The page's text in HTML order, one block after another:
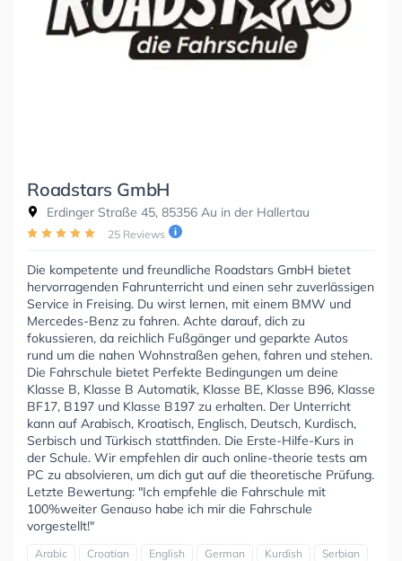
Roadstars GmbH
Erdinger Straße 45, 85356 Au in der Hallertau
25 Reviews
Die kompetente und freundliche Roadstars GmbH bietet
hervorragenden Fahrunterricht und einen sehr zuverlässigen
Service in Freising. Du wirst lernen, mit einem BMW und
Mercedes-Benz zu fahren. Achte darauf, dich zu
fokussieren, da reichlich Fußgänger und geparkte Autos
rund um die nahen Wohnstraßen gehen, fahren und stehen.
Die Fahrschule bietet Perfekte Bedingungen um deine
Klasse B, Klasse B Automatik, Klasse BE, Klasse B96, Klasse
BF17, B197 und Klasse B197 zu erhalten. Der Unterricht
kann auf Arabisch, Kroatisch, Englisch, Deutsch, Kurdisch,
Serbisch und Türkisch stattfinden. Die Erste-Hilfe-Kurs in
der Schule. Wir empfehlen dir auch online-theorie tests am
PC zu absolvieren, um dich gut auf die theoretische Prüfung.
Letzte Bewertung: "Ich empfehle die Fahrschule mit
100%weiter Genauso habe ich mir die Fahrschule
vorgestellt!"
Arabic Croatian English German Kurdish
Serbian